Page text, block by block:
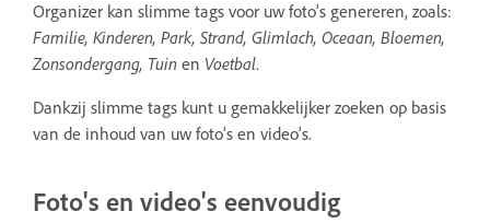
Organizer kan slimme tags voor uw foto's genereren, zoals:
Familie, Kinderen, Park, Strand, Glimlach, Oceaan, Bloemen,
Zonsondergang, Tuin en Voetbal.
Dankzij slimme tags kunt u gemakkelijker zoeken op basis
van de inhoud van uw foto's en video's.
Foto's en video's eenvoudig